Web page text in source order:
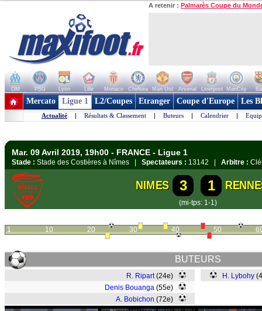
A retenir : Palmarès Coupe du
OM PSG Lyon Lille Monaco Chelsea Man Utd Arsenal Liverpool ManCity
+ de clubs
Mercato Ligue 1 L2/Coupes Etranger Coupe d'Europe Les
Actualité | Résultats & Classement | Buteurs | Calendrier |
Mar. 09 Avril 2019, 19h00 - FRANCE - Ligue 1
Stade : Stade des Costières à Nîmes | Spectateurs : 13142 | Arbitre :
NIMES 3 1
(mi-tps: 1-1)
1 10 20 30 40 50
BUTEURS
R. Ripart(24e)
Denis Bouanga (55e)
A. Bobichon (72e)
H. Lybohy